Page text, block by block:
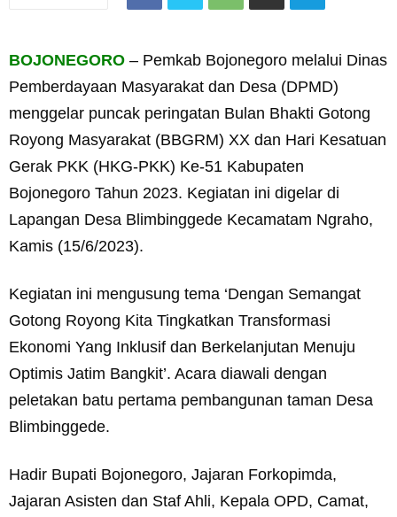
BOJONEGORO – Pemkab Bojonegoro melalui Dinas
Pemberdayaan Masyarakat dan Desa (DPMD)
menggelar puncak peringatan Bulan Bhakti Gotong
Royong Masyarakat (BBGRM) XX dan Hari Kesatuan
Gerak PKK (HKG-PKK) Ke-51 Kabupaten
Bojonegoro Tahun 2023. Kegiatan ini digelar di
Lapangan Desa Blimbinggede Kecamatam Ngraho,
Kamis (15/6/2023).
Kegiatan ini mengusung tema ‘Dengan Semangat
Gotong Royong Kita Tingkatkan Transformasi
Ekonomi Yang Inklusif dan Berkelanjutan Menuju
Optimis Jatim Bangkit’. Acara diawali dengan
peletakan batu pertama pembangunan taman Desa
Blimbinggede.
Hadir Bupati Bojonegoro, Jajaran Forkopimda,
Jajaran Asisten dan Staf Ahli, Kepala OPD, Camat,